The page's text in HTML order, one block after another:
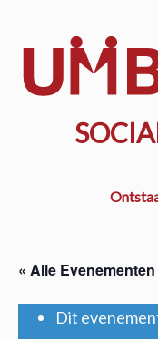
hoofd
« Alle Evenementen
Dit